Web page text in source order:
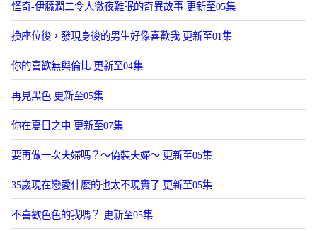
怪奇-伊藤潤二令人徹夜難眠的奇異故事 更新至05集
換座位後，發現身後的男生好像喜歡我 更新至01集
你的喜歡無與倫比 更新至04集
再見黑色 更新至05集
你在夏日之中 更新至07集
要再做一次夫婦嗎？～偽裝夫婦～ 更新至05集
35嵗現在戀愛什麽的也太不現實了 更新至05集
不喜歡色色的我嗎？ 更新至05集